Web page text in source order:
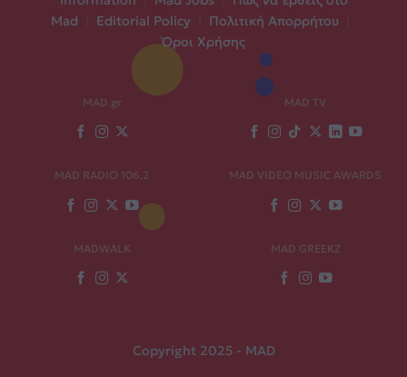
Mad
Editorial Policy Πολιτική Απορρήτου
Όροι Χρήσης
MAD.gr MAD TV
MAD RADIO 106,2 MAD VIDEO MUSIC AWARDS
MADWALK MAD GREEKZ
Copyright 2025 - MAD